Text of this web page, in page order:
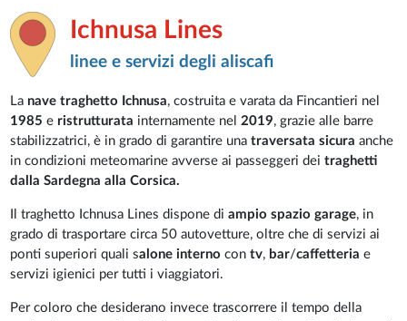
Ichnusa Lines
linee e servizi degli aliscafi
La nave traghetto Ichnusa, costruita e varata da Fincantieri nel
1985 e ristrutturata internamente nel2019, grazie alle barre
stabilizzatrici, è in grado di garantire unatraversata sicura anche
in condizioni meteomarine avverse ai passeggeri deitraghetti
dalla Sardegna alla Corsica.
Il traghetto Ichnusa Lines dispone diampio spazio garage, in
grado di trasportare circa 50 autovetture, oltre che di servizi ai
ponti superiori quali salone interno contv, bar/caffetteriae
servizi igienici per tutti i viaggiatori.
Per coloro che desiderano invece trascorrere il tempo della